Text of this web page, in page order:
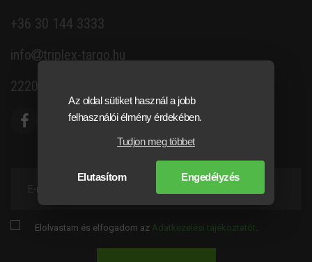
Az oldal sütiket használ a jobb
felhasználói élmény érdekében.
Tudjon meg többet
Elutasítom Engedélyzés
+36 30 144 3333
info
triplex-targo.hu
2220 Vecsés, Ipar utca 12
E-mail
Elolvastam és elfogadom az Adatkezelési tájékoztatót.